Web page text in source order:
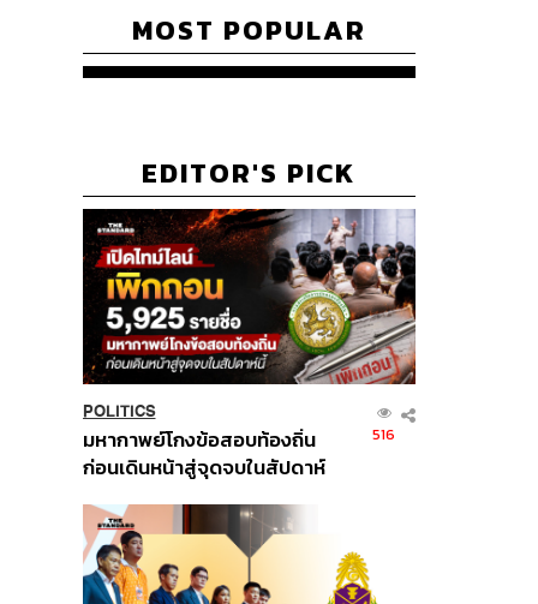
MOST POPULAR
EDITOR'S PICK
POLITICS
มหากาพย์โกงข้อสอบท้องถิ่น
ก่อนเดินหน้าสู่จุดจบในสัปดาห์
516